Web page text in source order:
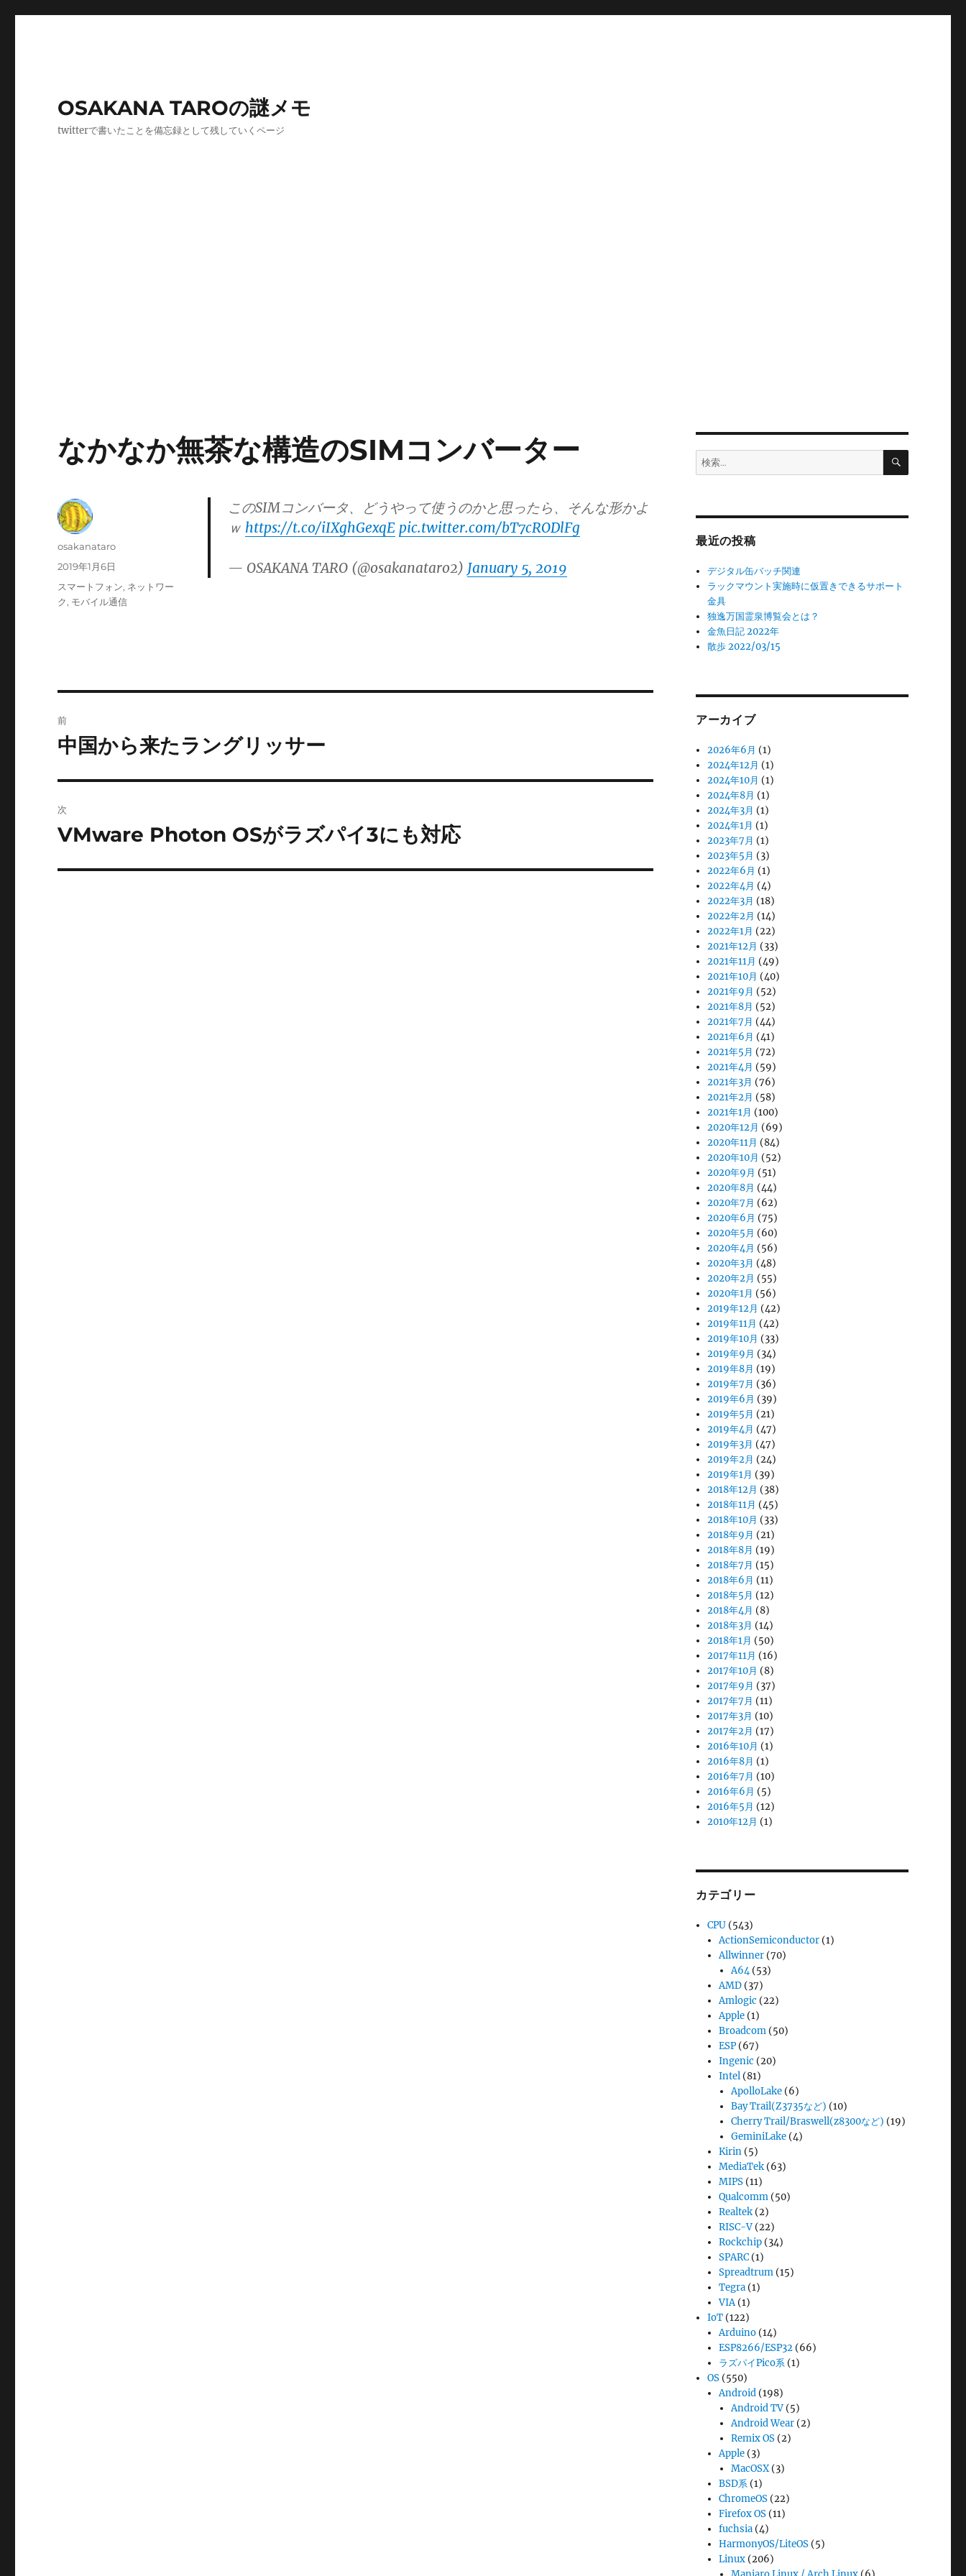
OSAKANA TAROの謎メモ
twitterで書いたことを備忘録として残していくページ
なかなか無茶な構造のSIMコンバーター
このSIMコンバータ、どうやって使うのかと思ったら、そんな形かよ
ｗ https://t.co/iIXghGexqE pic.twitter.com/bT7cRODlFg
— OSAKANA TARO (@osakanataro2) January 5, 2019
投
osakanataro
投
日:
2019年1月6日
カ
テ
スマートフォン, ネットワー
ク, モバイル通信
稿
ゲ
前
前
投
稿:
中国から来たラングリッサー
次
次
投
VMware Photon OSがラズパイ3にも対応
検
索:
検
最近の投稿
デジタル缶バッチ関連
ラックマウント実施時に仮置きできるサポート
金具
独逸万国霊泉博覧会とは？
金魚日記 2022年
散歩 2022/03/15
アーカイブ
2026年6月 (1)
2024年12月 (1)
2024年10月 (1)
2024年8月 (1)
2024年3月 (1)
2024年1月 (1)
2023年7月 (1)
2023年5月 (3)
2022年6月 (1)
2022年4月 (4)
2022年3月 (18)
2022年2月 (14)
2022年1月 (22)
2021年12月 (33)
2021年11月 (49)
2021年10月 (40)
2021年9月 (52)
2021年8月 (52)
2021年7月 (44)
2021年6月 (41)
2021年5月 (72)
2021年4月 (59)
2021年3月 (76)
2021年2月 (58)
2021年1月 (100)
2020年12月 (69)
2020年11月 (84)
2020年10月 (52)
2020年9月 (51)
2020年8月 (44)
2020年7月 (62)
2020年6月 (75)
2020年5月 (60)
2020年4月 (56)
2020年3月 (48)
2020年2月 (55)
2020年1月 (56)
2019年12月 (42)
2019年11月 (42)
2019年10月 (33)
2019年9月 (34)
2019年8月 (19)
2019年7月 (36)
2019年6月 (39)
2019年5月 (21)
2019年4月 (47)
2019年3月 (47)
2019年2月 (24)
2019年1月 (39)
2018年12月 (38)
2018年11月 (45)
2018年10月 (33)
2018年9月 (21)
2018年8月 (19)
2018年7月 (15)
2018年6月 (11)
2018年5月 (12)
2018年4月 (8)
2018年3月 (14)
2018年1月 (50)
2017年11月 (16)
2017年10月 (8)
2017年9月 (37)
2017年7月 (11)
2017年3月 (10)
2017年2月 (17)
2016年10月 (1)
2016年8月 (1)
2016年7月 (10)
2016年6月 (5)
2016年5月 (12)
2010年12月 (1)
カテゴリー
CPU (543)
ActionSemiconductor (1)
Allwinner (70)
A64(53)
AMD (37)
Amlogic (22)
Apple (1)
Broadcom (50)
ESP (67)
Ingenic (20)
Intel (81)
ApolloLake(6)
Bay Trail(Z3735など) (10)
Cherry Trail/Braswell(z8300など) (19)
GeminiLake(4)
Kirin (5)
MediaTek (63)
MIPS (11)
Qualcomm (50)
Realtek (2)
RISC-V (22)
Rockchip (34)
SPARC (1)
Spreadtrum (15)
Tegra (1)
VIA(1)
IoT (122)
Arduino (14)
ESP8266/ESP32 (66)
ラズパイPico系 (1)
OS (550)
Android (198)
Android TV(5)
Android Wear(2)
Remix OS(2)
Apple (3)
MacOSX(3)
BSD系 (1)
ChromeOS (22)
Firefox OS (11)
fuchsia (4)
HarmonyOS/LiteOS (5)
Linux (206)